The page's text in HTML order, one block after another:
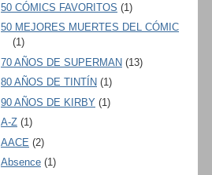
50 CÓMICS FAVORITOS (1)
50 MEJORES MUERTES DEL CÓMIC
(1)
70 AÑOS DE SUPERMAN (13)
80 AÑOS DE TINTÍN (1)
90 AÑOS DE KIRBY (1)
A-Z (1)
AACE (2)
Absence (1)